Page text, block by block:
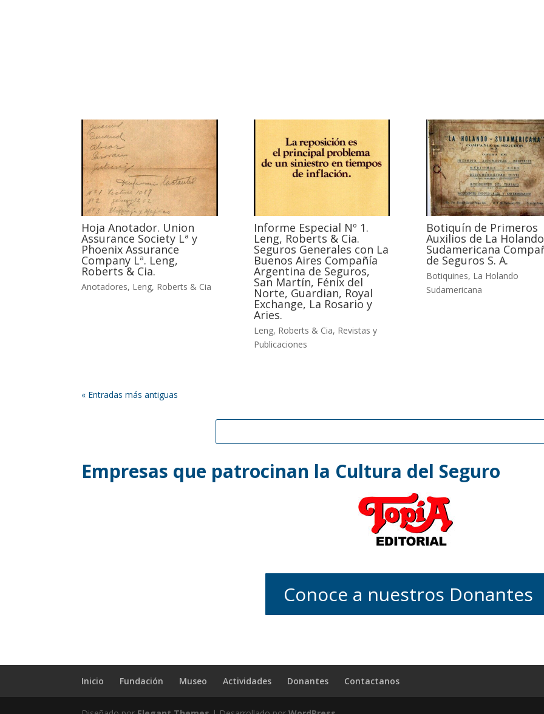
Hoja Anotador. Union
Assurance Society Lª y
Phoenix Assurance
Company Lª. Leng,
Roberts & Cia.
Anotadores, Leng, Roberts & Cia
Informe Especial Nº 1.
Leng, Roberts & Cia.
Seguros Generales con La
Buenos Aires Compañía
Argentina de Seguros,
San Martín, Fénix del
Norte, Guardian, Royal
Exchange, La Rosario y
Aries.
Leng, Roberts & Cia, Revistas y
Publicaciones
Botiquín de Primeros
Auxilios de La Holando
Sudamericana
de Seguros S. A.
Botiquines, La Holando
Sudamericana
« Entradas más antiguas
Empresas que patrocinan la Cultura del Seguro
Conoce a nuestros Donantes
Inicio Fundación Museo Actividades Donantes Contactanos